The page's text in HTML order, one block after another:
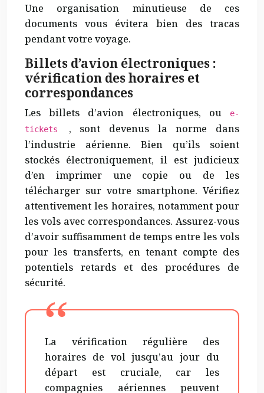
Une organisation minutieuse de ces
documents vous évitera bien des tracas
pendant votre voyage.
Billets d’avion électroniques :
vérification des horaires et
correspondances
Les billets d’avion électroniques, ou
e-
tickets , sont devenus la norme dans
l’industrie aérienne. Bien qu’ils soient
stockés électroniquement, il est judicieux
d’en imprimer une copie ou de les
télécharger sur votre smartphone. Vérifiez
attentivement les horaires, notamment pour
les vols avec correspondances. Assurez-vous
d’avoir suffisamment de temps entre les vols
pour les transferts, en tenant compte des
potentiels retards et des procédures de
sécurité.
La vérification régulière des
horaires de vol jusqu’au jour du
départ est cruciale, car les
compagnies aériennes peuvent